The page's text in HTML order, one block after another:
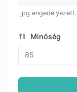
.jpg engedélyezett.
Minőség